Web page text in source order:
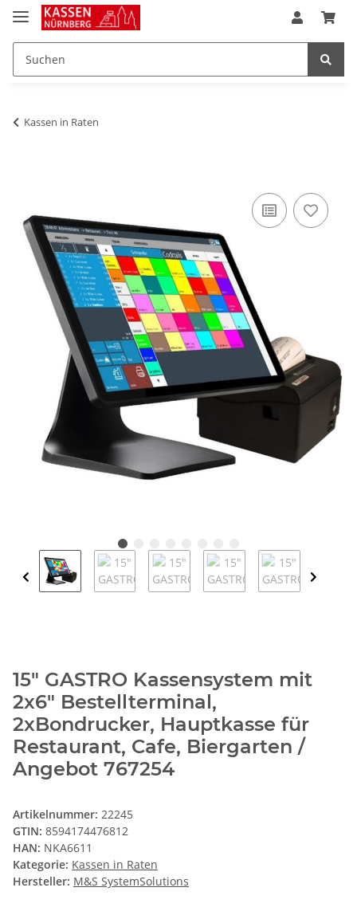
Kassen in Raten
15" GASTRO Kassensystem mit
2x6" Bestellterminal,
2xBondrucker, Hauptkasse für
Restaurant, Cafe, Biergarten /
Angebot 767254
Artikelnummer: 22245
GTIN: 8594174476812
HAN: NKA6611
Kategorie: Kassen in Raten
Hersteller: M&S SystemSolutions